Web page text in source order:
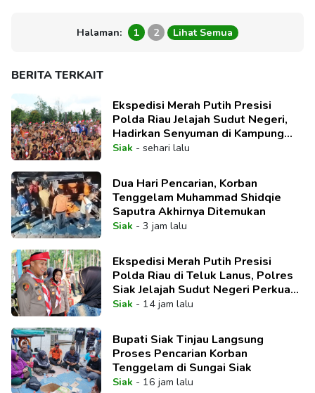
Halaman: 1 2 Lihat Semua
BERITA TERKAIT
Ekspedisi Merah Putih Presisi
Polda Riau Jelajah Sudut Negeri,
Hadirkan Senyuman di Kampung
Teluk Lanus
Siak- sehari lalu
Dua Hari Pencarian, Korban
Tenggelam Muhammad Shidqie
Saputra Akhirnya Ditemukan
Siak- 3 jam lalu
Ekspedisi Merah Putih Presisi
Polda Riau di Teluk Lanus, Polres
Siak Jelajah Sudut Negeri Perkuat
Nasionalisme Sambut HUT RI ke-
Siak- 14 jam lalu
Bupati Siak Tinjau Langsung
Proses Pencarian Korban
Tenggelam di Sungai Siak
Siak- 16 jam lalu